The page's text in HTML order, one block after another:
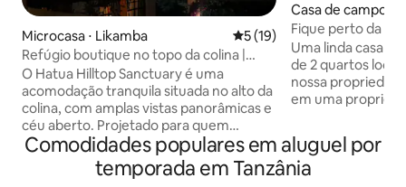
Microcasa ⋅ Likamba 5 de uma avaliação média
5 (19)
Refúgio boutique no topo da colina |
Piscina privativa e bela vista
O Hatua Hilltop Sanctuary é uma
acomodação tranquila situada no alto da
colina, com amplas vistas panorâmicas e
céu aberto. Projetado para quem
precisa fugir do barulho e se recarregar,
é ideal para quem trabalha
remotamente, viajantes solo, casais em
Casa de campo ⋅
Fique perto da
Cottage
Uma linda casa
de 2 quartos
nossa
em uma
Aeroporto de
da Cidade de Arusha.
deslumbrante,
Comodidades populares em aluguel por
temporada em Tanzânia